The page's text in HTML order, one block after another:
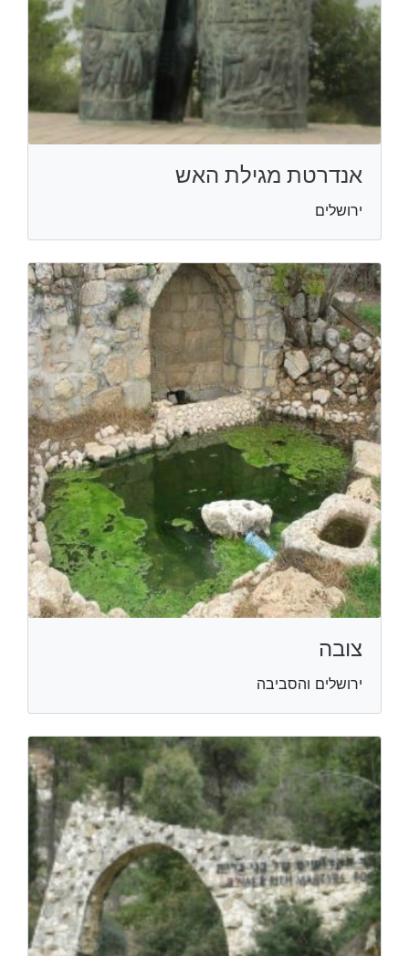
אנדרטת מגילת האש
ירושלים
צובה
ירושלים והסביבה